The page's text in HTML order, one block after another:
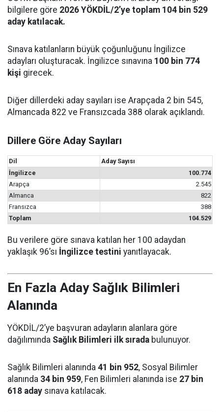
bilgilere göre 2026 YÖKDİL/2’ye toplam 104 bin 529
aday katılacak.
Sınava katılanların büyük çoğunluğunu İngilizce
adayları oluşturacak. İngilizce sınavına 100 bin 774
kişi girecek.
Diğer dillerdeki aday sayıları ise Arapçada 2 bin 545,
Almancada 822 ve Fransızcada 388 olarak açıklandı.
Dillere Göre Aday Sayıları
Dil
Aday Sayısı
İngilizce
100.774
Arapça
2.545
Almanca
822
Fransızca
388
Toplam
104.529
Bu verilere göre sınava katılan her 100 adaydan
yaklaşık 96’sı İngilizce testini yanıtlayacak.
En Fazla Aday Sağlık Bilimleri
Alanında
YÖKDİL/2’ye başvuran adayların alanlara göre
dağılımında Sağlık Bilimleri ilk sırada bulunuyor.
Sağlık Bilimleri alanında 41 bin 952, Sosyal Bilimler
alanında 34 bin 959, Fen Bilimleri alanında ise 27 bin
618 aday sınava katılacak.